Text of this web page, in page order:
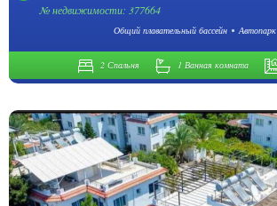
№ недвижимости: 377664
Общий плавательный бассейн Автопарк
2 Спальня 1 Ванная комната